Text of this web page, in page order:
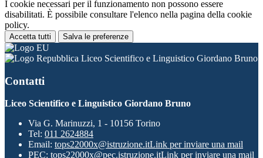
I cookie necessari per il funzionamento non possono essere
disabilitati. È possibile consultare l'elenco nella pagina della cookie
policy.
Accetta tutti Salva le preferenze
Liceo Scientifico e Linguistico Giordano Bruno
Contatti
Liceo Scientifico e Linguistico Giordano Bruno
Via G. Marinuzzi, 1 - 10156 Torino
Tel: 011 2624884
Email: tops22000x@istruzione.itLink per inviare una mail
PEC: tops22000x@pec.istruzione.itLink per inviare una mail